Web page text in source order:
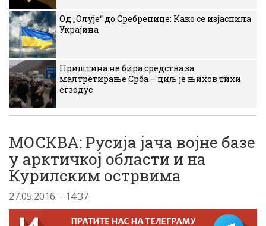
Од „Олује“ до Сребренице: Како се изјаснила
Украјина
Приштина не бира средства за
малтретирање Срба – циљ је њихов тихи
егзодус
МОСКВА: Русија јача војне базе
у арктичкој области и на
Курилским острвима
27.05.2016. - 14:37